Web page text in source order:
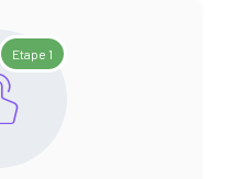
Etape 1